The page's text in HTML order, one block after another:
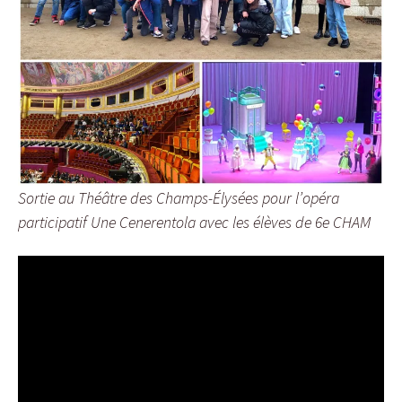
Sortie au Théâtre des Champs-Élysées pour l’opéra
participatif Une Cenerentola avec les élèves de 6e CHAM